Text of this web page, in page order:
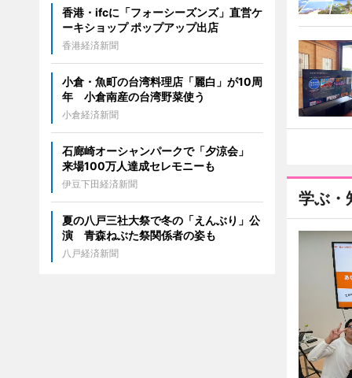
学ぶ・
香港・ifcに「フォーシーズンズ」直営ケ
ーキショップ ポップアップ出店
香港経済新聞
小倉・魚町の台湾料理店「麗白」が10周
年 小倉南産の台湾野菜使う
小倉経済新聞
石廊崎オーシャンパークで「夕涼会」
来場100万人達成セレモニーも
伊豆下田経済新聞
夏の八戸三社大祭で冬の「えんぶり」公
演 青森ねぶた祭関係者の姿も
八戸経済新聞